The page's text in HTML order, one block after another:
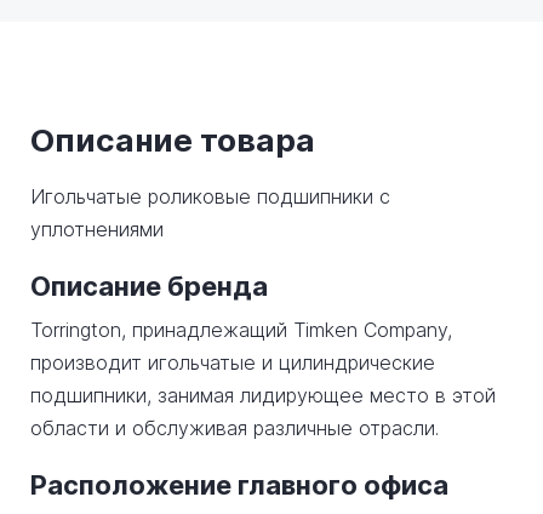
Описание товара
Игольчатые роликовые подшипники с
уплотнениями
Описание бренда
Torrington, принадлежащий Timken Company,
производит игольчатые и цилиндрические
подшипники, занимая лидирующее место в этой
области и обслуживая различные отрасли.
Расположение главного офиса